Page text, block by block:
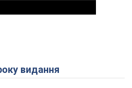
Play Video
видання